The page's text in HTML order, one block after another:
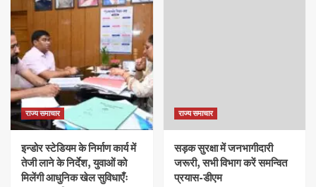
राज्य समाचार
इन्डोर स्टेडियम के निर्माण कार्य में
तेजी लाने के निर्देश, युवाओं को
मिलेंगी आधुनिक खेल सुविधाएँः
राज्य समाचार
सड़क सुरक्षा में जनभागीदारी
जरूरी, सभी विभाग करें समन्वित
प्रयास-डीएम